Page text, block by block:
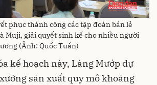
phục thành công các tập đoàn bán lẻ
Muji, giải quyết sinh kế cho nhiều người
(Ảnh: Quốc Tuấn)
kế hoạch này, Làng Mướp dự
sản xuất quy mô khoảng